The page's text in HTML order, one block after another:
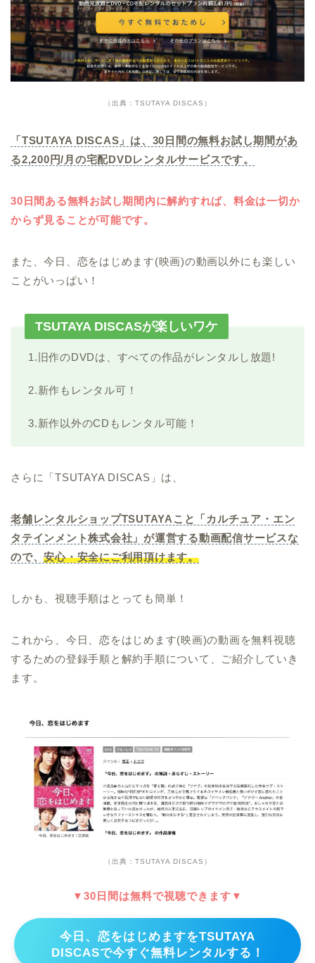
（出典：TSUTAYA DISCAS）
「TSUTAYA DISCAS」は、30日間の無料お試し期間があ
る2,200円/月の宅配DVDレンタルサービスです。
30日間ある無料お試し期間内に解約すれば、料金は一切か
からず見ることが可能です。
また、今日、恋をはじめます(映画)の動画以外にも楽しい
ことがいっぱい！
TSUTAYA DISCASが楽しいワケ
1.旧作のDVDは、すべての作品がレンタルし放題!
2.新作もレンタル可！
3.新作以外のCDもレンタル可能！
さらに「TSUTAYA DISCAS」は、
老舗レンタルショップTSUTAYAこと「カルチュア・エン
タテインメント株式会社」が運営する動画配信サービスな
ので、安心・安全にご利用頂けます。
しかも、視聴手順はとっても簡単！
これから、今日、恋をはじめます(映画)の動画を無料視聴
するための登録手順と解約手順について、ご紹介していき
ます。
（出典：TSUTAYA DISCAS）
▼30日間は無料で視聴できます▼
今日、恋をはじめますをTSUTAYA
DISCASで今すぐ無料レンタルする！